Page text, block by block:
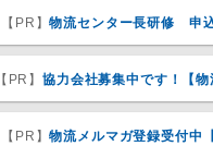
【PR】物流センター長研修 申込
【PR】協力会社募集中です！【物
【PR】物流メルマガ登録受付中